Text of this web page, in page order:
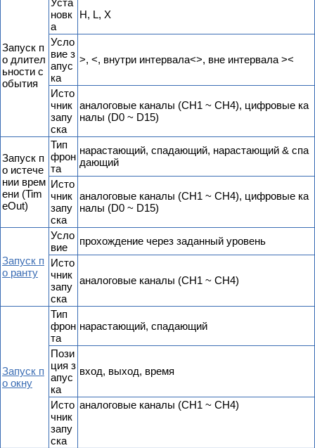
Запуск п
о длител
ьности с
обытия
Уста
новк
а
H, L, X
Усло
вие з
апус
ка
>, <, внутри интервала<>, вне интервала ><
Исто
чник
запу
ска
аналоговые каналы (CH1 ~ CH4), цифровые ка
налы (D0 ~ D15)
Запуск п
о истече
нии врем
ени (Tim
eOut)
Тип
фрон
та
нарастающий, спадающий, нарастающий & спа
дающий
Исто
чник
запу
ска
аналоговые каналы (CH1 ~ CH4), цифровые ка
налы (D0 ~ D15)
Запуск п
о ранту
Усло
вие
прохождение через заданный уровень
Исто
чник
запу
ска
аналоговые каналы (CH1 ~ CH4)
Запуск п
о окну
Тип
фрон
та
нарастающий, спадающий
Пози
ция з
апус
ка
вход, выход, время
Исто
чник
запу
ска
аналоговые каналы (CH1 ~ CH4)